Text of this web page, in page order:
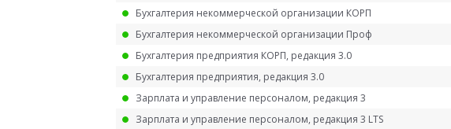
Бухгалтерия некоммерческой организации КОРП
Бухгалтерия некоммерческой организации Проф
Бухгалтерия предприятия КОРП, редакция 3.0
Бухгалтерия предприятия, редакция 3.0
Зарплата и управление персоналом, редакция 3
Зарплата и управление персоналом, редакция 3 LTS